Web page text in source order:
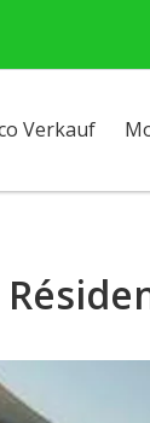
Verkauf